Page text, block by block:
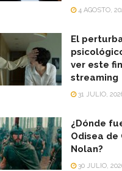
4 AGOSTO,
El
ver este
streaming
31 JULIO,
¿Dónde
Odisea de
Nolan?
30 JULIO,